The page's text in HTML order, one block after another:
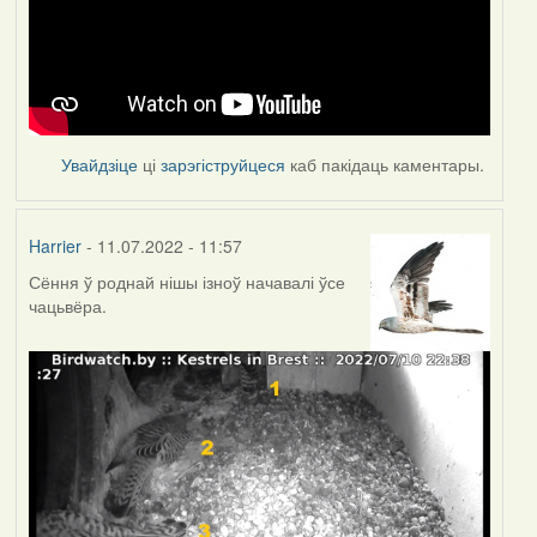
Увайдзіце цізарэгіструйцеся каб пакідаць каментары.
Harrier- 11.07.2022 - 11:57
Сёння ў роднай нішы ізноў начавалі ўсе
чацьвёра.